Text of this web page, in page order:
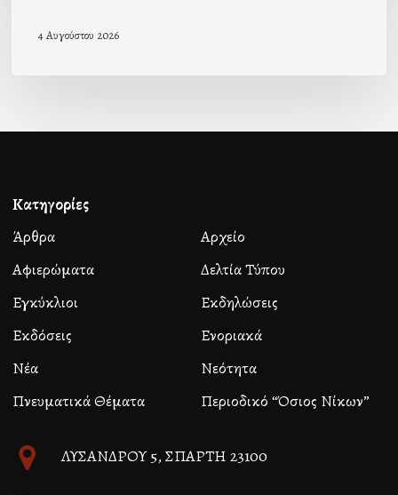
4 Αυγούστου 2026
Κατηγορίες
Άρθρα
Αρχείο
Αφιερώματα
Δελτία Τύπου
Εγκύκλιοι
Εκδηλώσεις
Εκδόσεις
Ενοριακά
Νέα
Νεότητα
Πνευματικά Θέματα
Περιοδικό “Όσιος Νίκων”
ΛΥΣΑΝΔΡΟΥ 5, ΣΠΑΡΤΗ 23100